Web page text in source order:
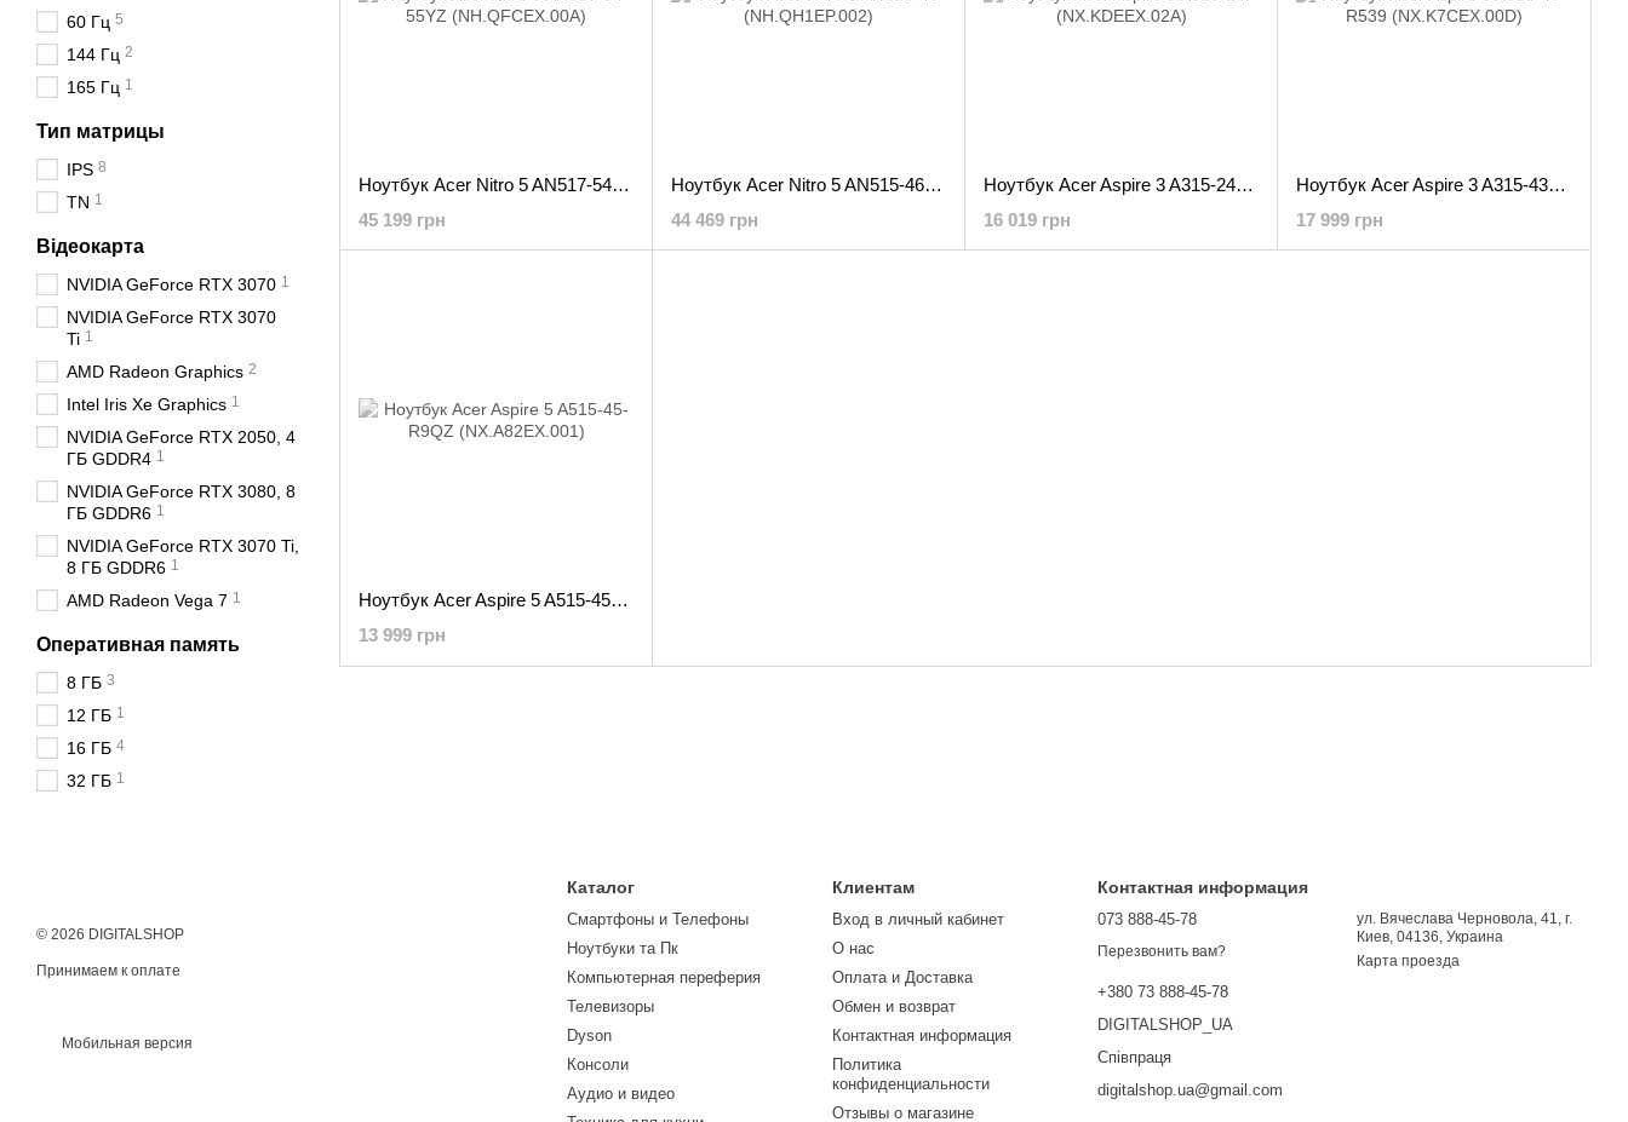
Ноутбук Acer Nitro 5 AN517-54-55YZ (NH.QFCEX.00A)
45 199 грн
Ноутбук Acer Nitro 5 AN515-46 (NH.QH1EP.002)
44 469 грн
Ноутбук Acer Aspire 3 A315-24P (NX.KDEEX.02A)
16 019 грн
Ноутбук Acer Aspire 3 A315-43-R539 (NX.K7CEX.00D)
17 999 грн
Ноутбук Acer Aspire 5 A515-45-R9QZ (NX.A82EX.001)
13 999 грн
60 Гц 5
144 Гц 2
165 Гц 1
Тип матрицы
IPS 8
TN 1
Відеокарта
NVIDIA GeForce RTX 3070 1
NVIDIA GeForce RTX 3070
Ti 1
AMD Radeon Graphics 2
Intel Iris Xe Graphics 1
NVIDIA GeForce RTX 2050, 4
ГБ GDDR4 1
NVIDIA GeForce RTX 3080, 8
ГБ GDDR6 1
NVIDIA GeForce RTX 3070 Ti,
8 ГБ GDDR6 1
AMD Radeon Vega 7 1
Оперативная память
8 ГБ 3
12 ГБ 1
16 ГБ 4
32 ГБ 1
© 2026 DIGITALSHOP
Принимаем к оплате
Мобильная версия
Каталог
Смартфоны и Телефоны
Ноутбуки та Пк
Компьютерная переферия
Телевизоры
Dyson
Консоли
Аудио и видео
Клиентам
Вход в личный кабинет
О нас
Оплата и Доставка
Обмен и возврат
Контактная информация
Политика
конфиденциальности
Отзывы о магазине
Контактная информация
073 888-45-78
Перезвонить вам?
+380 73 888-45-78
DIGITALSHOP_UA
Співпраця
digitalshop.ua@gmail.com
ул. Вячеслава Черновола, 41, г.
Киев, 04136, Украина
Карта проезда